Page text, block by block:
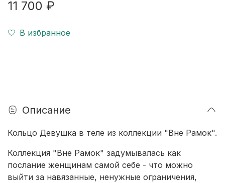
11 700 ₽
В избранное
Описание
Кольцо Девушка в теле из коллекции "Вне Рамок".
Коллекция "Вне Рамок" задумывалась как
послание женщинам самой себе - что можно
выйти за навязанные, ненужные ограничения,